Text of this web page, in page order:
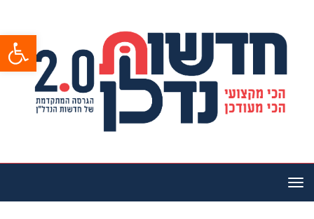
פתח
תפריט